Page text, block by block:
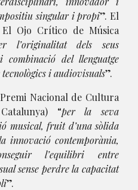
singular i propi”. El
Ojo Crítico de Música
l’originalitat dels seus
del llenguatge
i audiovisuals”.
Nacional de Cultura
“per la seva
musical, fruit d’una sòlida
contemporània,
l’equilibri entre
sense perdre la capacitat
”.